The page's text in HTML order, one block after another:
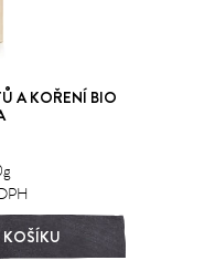
A KOŘENÍ BIO